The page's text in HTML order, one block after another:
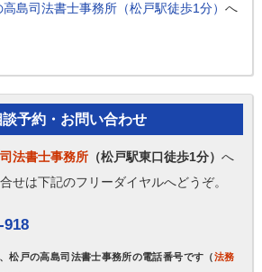
島司法書士事務所（松戸駅徒歩1分） へ
談予約・お問い合わせ
法書士事務所 （松戸駅東口徒歩1分） へ
せは下記のフリーダイヤルへどうぞ。
918
松戸の高島司法書士事務所の電話番号です（法務